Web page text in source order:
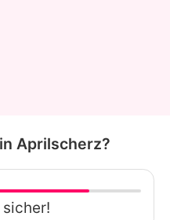
Aprilscherz?